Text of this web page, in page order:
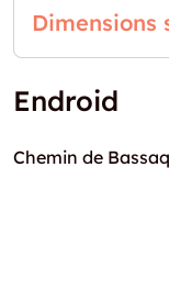
Dimensions
Endroid
Chemin de